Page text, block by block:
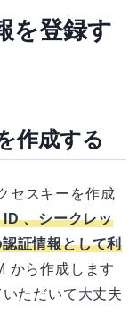
を登録す
作成する
セスキーを作成
、シークレッ
証情報として利
から作成します
ただいて大丈夫